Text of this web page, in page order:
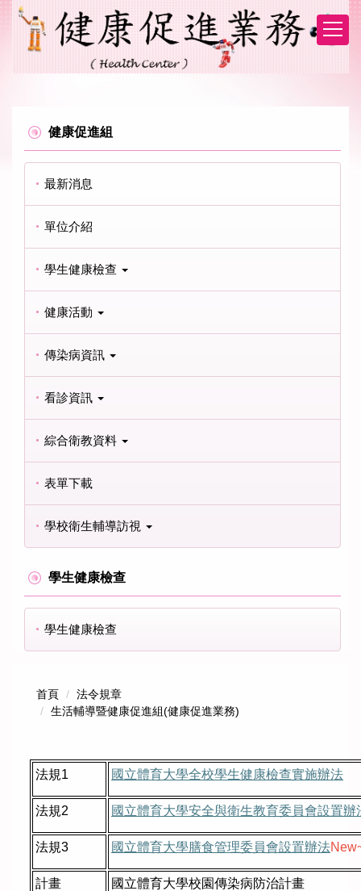
健康促進組
最新消息
單位介紹
學生健康檢查
健康活動
傳染病資訊
看診資訊
綜合衛教資料
表單下載
學校衛生輔導訪視
學生健康檢查
學生健康檢查
首頁
法令規章
生活輔導暨健康促進組(健康促進業務)
法規1 國立體育大學全校學生健康檢查實施辦法
法規2 國立體育大學安全與衛生教育委員會設置辦
法規3 國立體育大學膳食管理委員會設置辦法
計畫 國立體育大學校園傳染病防治計畫